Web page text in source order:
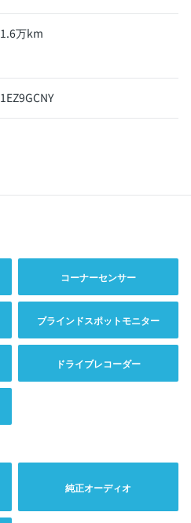
1.6万km
1EZ9GCNY
コーナーセンサー
ブラインドスポットモニター
ドライブレコーダー
純正オーディオ